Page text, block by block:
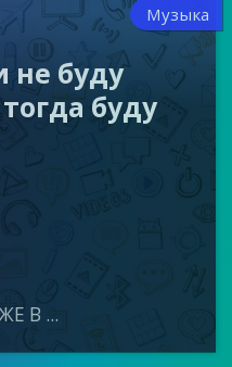
Музыка
не буду
буду
В ...